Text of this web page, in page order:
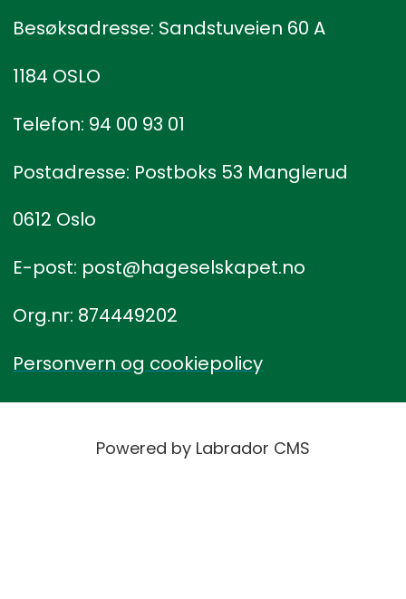
Besøksadresse: Sandstuveien 60 A
1184 OSLO
Telefon: 94 00 93 01
Postadresse: Postboks 53 Manglerud
0612 Oslo
E-post: post@hageselskapet.no
Org.nr: 874449202
Personvern og cookiepolicy
Powered by Labrador CMS